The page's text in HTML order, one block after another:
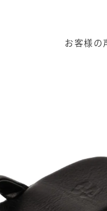
お客様の